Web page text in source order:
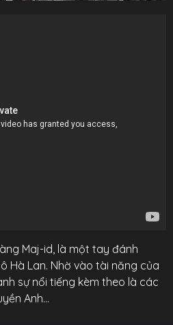
Maj-id, là một tay đánh
Hà Lan. Nhờ vào tài năng của
sự nổi tiếng kèm theo là các
Anh…